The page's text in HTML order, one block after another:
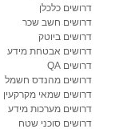
דרושים כלכלן
דרושים חשב שכר
דרושים ביוטק
דרושים אבטחת מידע
דרושים QA
דרושים מהנדס חשמל
דרושים שמאי מקרקעין
דרושים מערכות מידע
דרושים סוכני שטח